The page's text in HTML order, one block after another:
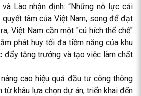
và Lào nhận định: “Những nỗ lực cải
quyết tâm của Việt Nam, song để đạt
Việt Nam cần một "cú hích thể chế"
phát huy tối đa tiềm năng của khu
đẩy tăng trưởng và tạo việc làm chất
cao hiệu quả đầu tư công thông
từ khâu lựa chọn dự án, triển khai đến